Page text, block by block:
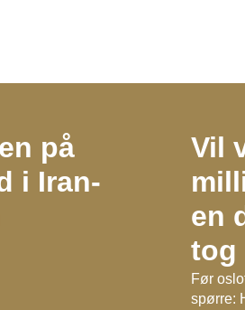
på
i Iran-
Vil
en
tog
Før
spørre: